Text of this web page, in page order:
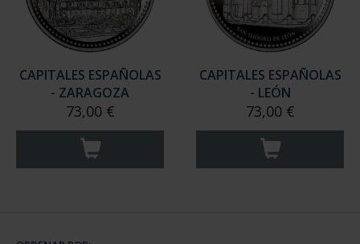
CAPITALES ESPAÑOLAS
- ZARAGOZA
73,00 €
CAPITALES ESPAÑOLAS
- LEÓN
73,00 €